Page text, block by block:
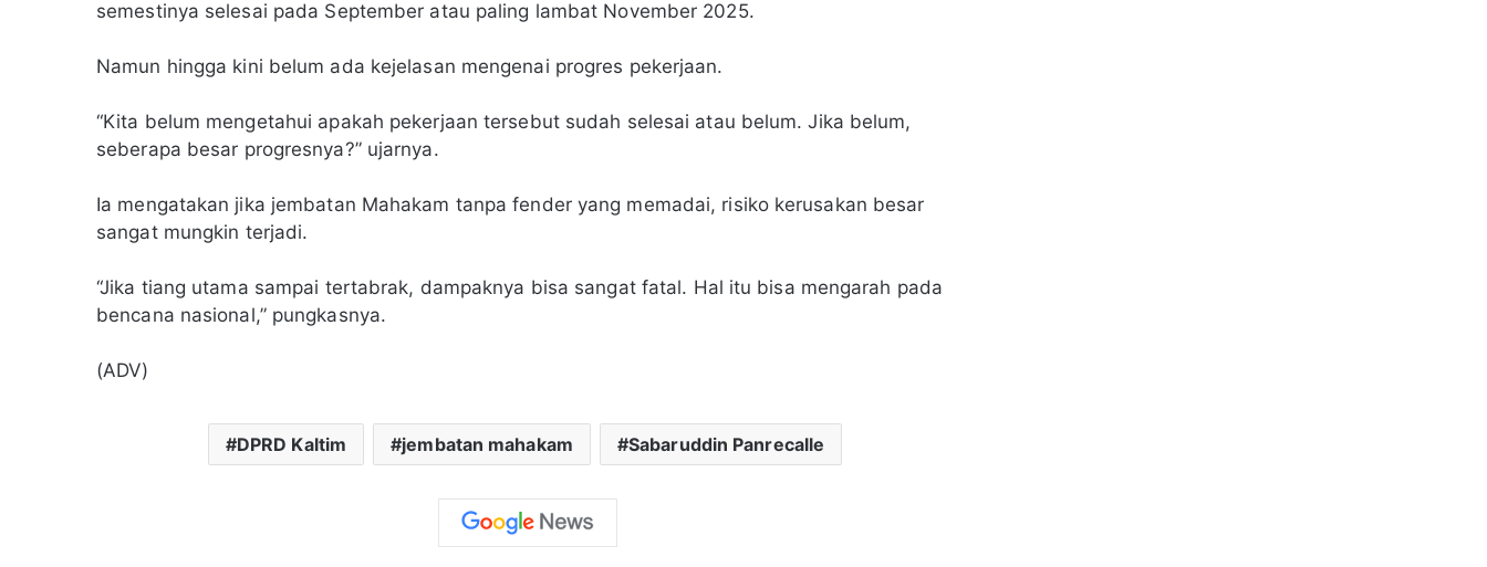
semestinya selesai pada September atau paling lambat November 2025.
Namun hingga kini belum ada kejelasan mengenai progres pekerjaan.
“Kita belum mengetahui apakah pekerjaan tersebut sudah selesai atau belum. Jika belum,
seberapa besar progresnya?” ujarnya.
Ia mengatakan jika jembatan Mahakam tanpa fender yang memadai, risiko kerusakan besar
sangat mungkin terjadi.
“Jika tiang utama sampai tertabrak, dampaknya bisa sangat fatal. Hal itu bisa mengarah pada
bencana nasional,” pungkasnya.
(ADV)
DPRD Kaltim jembatan mahakam Sabaruddin Panrecalle